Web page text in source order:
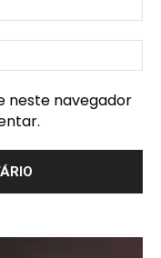
neste navegador